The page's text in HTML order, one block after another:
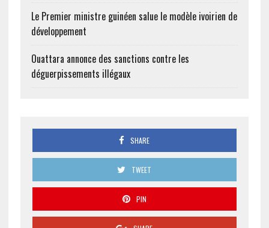
Le Premier ministre guinéen salue le modèle ivoirien de
développement
Ouattara annonce des sanctions contre les
déguerpissements illégaux
SHARE
TWEET
PIN